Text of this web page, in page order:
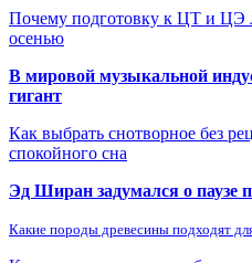
Почему подготовку к ЦТ и ЦЭ
осенью
В мировой музыкальной
гигант
Как выбрать снотворное без
спокойного сна
Эд Ширан задумался о паузе
Какие породы древесины подходят